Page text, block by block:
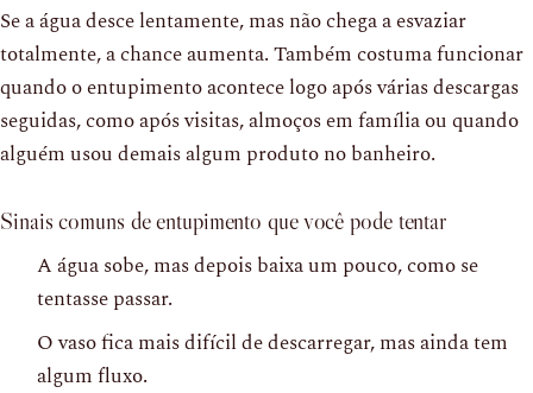
Se a água desce lentamente, mas não chega a esvaziar
totalmente, a chance aumenta. Também costuma funcionar
quando o entupimento acontece logo após várias descargas
seguidas, como após visitas, almoços em família ou quando
alguém usou demais algum produto no banheiro.
Sinais comuns de entupimento que você pode tentar
A água sobe, mas depois baixa um pouco, como se
tentasse passar.
O vaso fica mais difícil de descarregar, mas ainda tem
algum fluxo.